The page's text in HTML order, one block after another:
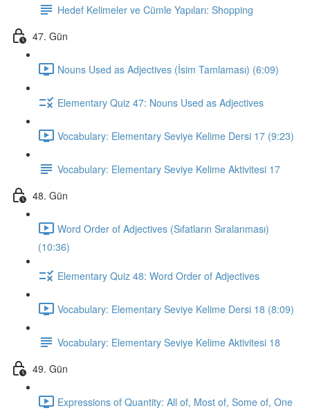
Hedef Kelimeler ve Cümle Yapıları: Shopping
47. Gün
Nouns Used as Adjectives (İsim Tamlaması) (6:09)
Elementary Quiz 47: Nouns Used as Adjectives
Vocabulary: Elementary Seviye Kelime Dersi 17 (9:23)
Vocabulary: Elementary Seviye Kelime Aktivitesi 17
48. Gün
Word Order of Adjectives (Sıfatların Sıralanması)
(10:36)
Elementary Quiz 48: Word Order of Adjectives
Vocabulary: Elementary Seviye Kelime Dersi 18 (8:09)
Vocabulary: Elementary Seviye Kelime Aktivitesi 18
49. Gün
Expressions of Quantity: All of, Most of, Some of, One